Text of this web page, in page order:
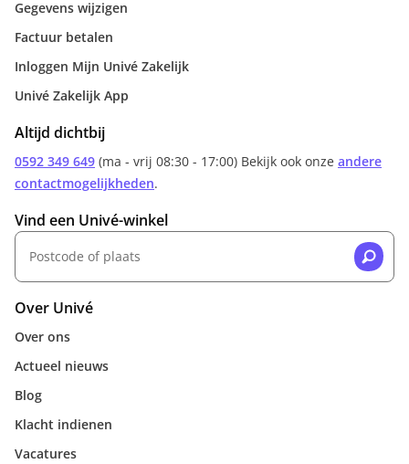
Gegevens wijzigen
Factuur betalen
Inloggen Mijn Univé Zakelijk
Univé Zakelijk App
Altijd dichtbij
0592 349 649 (ma - vrij 08:30 - 17:00) Bekijk ook onze andere
contactmogelijkheden.
Vind een Univé-winkel
Over Univé
Over ons
Actueel nieuws
Blog
Klacht indienen
Vacatures